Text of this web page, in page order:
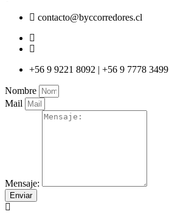
contacto@byccorredores.cl
+56 9 9221 8092 | +56 9 7778 3499
Nombre
Mail
Mensaje:
Enviar